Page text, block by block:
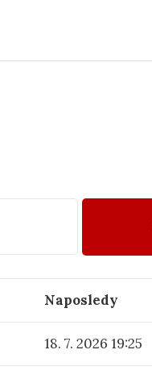
Naposledy
18. 7. 2026 19:25